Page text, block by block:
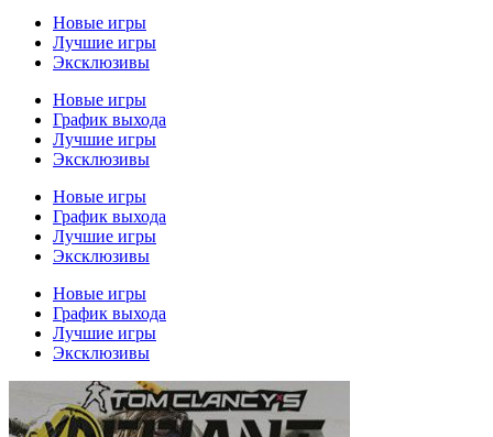
Новые игры
Лучшие игры
Эксклюзивы
Новые игры
График выхода
Лучшие игры
Эксклюзивы
Новые игры
График выхода
Лучшие игры
Эксклюзивы
Новые игры
График выхода
Лучшие игры
Эксклюзивы